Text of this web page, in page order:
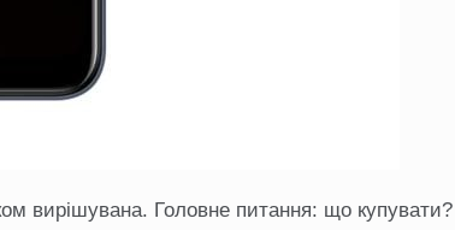
вирішувана. Головне питання: що